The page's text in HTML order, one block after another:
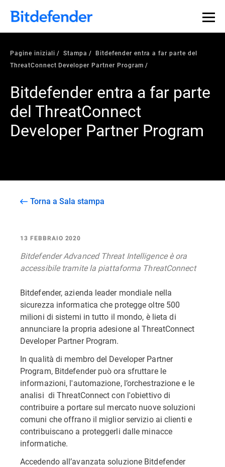
Pagine iniziali Stampa
Bitdefender entra a far parte del
ThreatConnect Developer Partner Program
Bitdefender entra a far parte
del ThreatConnect
Developer Partner Program
Torna a Sala stampa
13 FEBBRAIO 2020
Bitdefender Advanced Threat Intelligence è ora
accessibile tramite la piattaforma ThreatConnect
Bitdefender, azienda leader mondiale nella
sicurezza informatica che protegge oltre 500
milioni di sistemi in tutto il mondo, è lieta di
annunciare la propria adesione al ThreatConnect
Developer Partner Program.
In qualità di membro del Developer Partner
Program, Bitdefender può ora sfruttare le
informazioni, l'automazione, l’orchestrazione e le
analisi di ThreatConnect con l'obiettivo di
contribuire a portare sul mercato nuove soluzioni
comuni che offrano il miglior servizio ai clienti e
contribuiscano a proteggerli dalle minacce
informatiche.
Accedendo all’avanzata soluzione Bitdefender